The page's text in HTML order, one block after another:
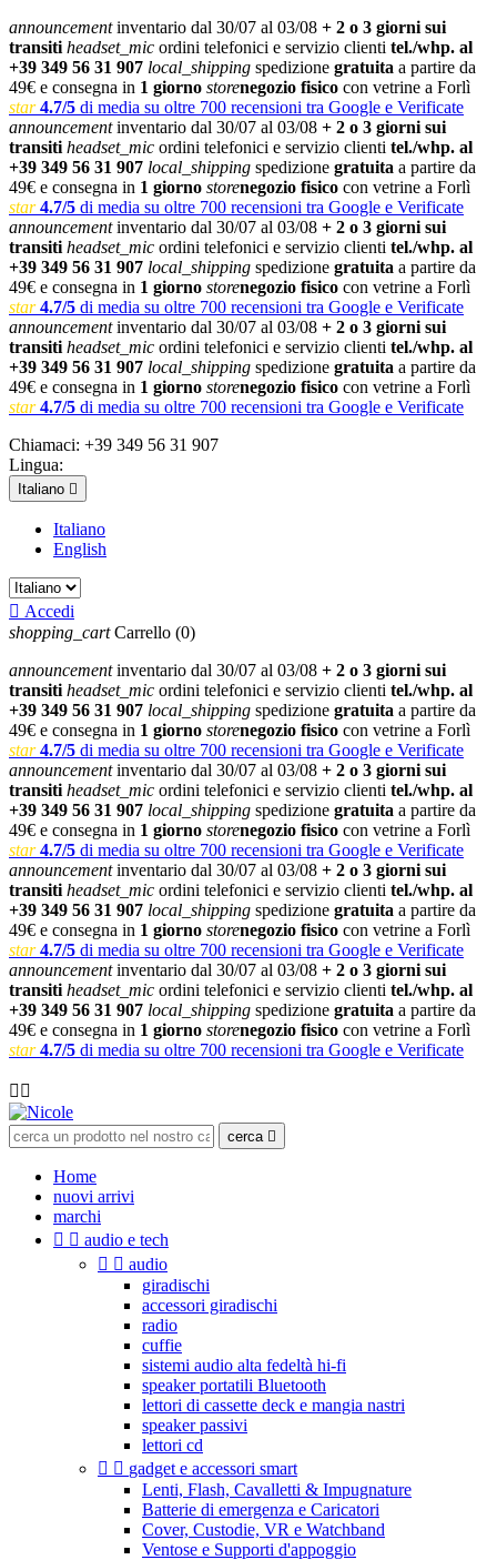
announcementinventario dal 30/07 al 03/08 + 2 o 3 giorni sui
transiti headset_mic ordini telefonici e servizio clienti tel./whp. al
+39 349 56 31 907 local_shipping spedizione gratuita a partire da
49€ e consegna in 1 giorno storenegozio fisico con vetrine a Forlì
star 4.7/5 di media su oltre 700 recensioni tra Google e Verificate
announcementinventario dal 30/07 al 03/08 + 2 o 3 giorni sui
transiti headset_mic ordini telefonici e servizio clienti tel./whp. al
+39 349 56 31 907 local_shipping spedizione gratuita a partire da
49€ e consegna in 1 giorno storenegozio fisico con vetrine a Forlì
star 4.7/5 di media su oltre 700 recensioni tra Google e Verificate
announcementinventario dal 30/07 al 03/08 + 2 o 3 giorni sui
transiti headset_mic ordini telefonici e servizio clienti tel./whp. al
+39 349 56 31 907 local_shipping spedizione gratuita a partire da
49€ e consegna in 1 giorno storenegozio fisico con vetrine a Forlì
star 4.7/5 di media su oltre 700 recensioni tra Google e Verificate
announcementinventario dal 30/07 al 03/08 + 2 o 3 giorni sui
transiti headset_mic ordini telefonici e servizio clienti tel./whp. al
+39 349 56 31 907 local_shipping spedizione gratuita a partire da
49€ e consegna in 1 giorno storenegozio fisico con vetrine a Forlì
star 4.7/5 di media su oltre 700 recensioni tra Google e Verificate
Chiamaci: +39 349 56 31 907
Lingua:
Italiano 
Italiano
English
 Accedi
shopping_cart Carrello (0)
announcementinventario dal 30/07 al 03/08 + 2 o 3 giorni sui
transiti headset_mic ordini telefonici e servizio clienti tel./whp. al
+39 349 56 31 907 local_shipping spedizione gratuita a partire da
49€ e consegna in 1 giorno storenegozio fisico con vetrine a Forlì
star 4.7/5 di media su oltre 700 recensioni tra Google e Verificate
announcementinventario dal 30/07 al 03/08 + 2 o 3 giorni sui
transiti headset_mic ordini telefonici e servizio clienti tel./whp. al
+39 349 56 31 907 local_shipping spedizione gratuita a partire da
49€ e consegna in 1 giorno storenegozio fisico con vetrine a Forlì
star 4.7/5 di media su oltre 700 recensioni tra Google e Verificate
announcementinventario dal 30/07 al 03/08 + 2 o 3 giorni sui
transiti headset_mic ordini telefonici e servizio clienti tel./whp. al
+39 349 56 31 907 local_shipping spedizione gratuita a partire da
49€ e consegna in 1 giorno storenegozio fisico con vetrine a Forlì
star 4.7/5 di media su oltre 700 recensioni tra Google e Verificate
announcementinventario dal 30/07 al 03/08 + 2 o 3 giorni sui
transiti headset_mic ordini telefonici e servizio clienti tel./whp. al
+39 349 56 31 907 local_shipping spedizione gratuita a partire da
49€ e consegna in 1 giorno storenegozio fisico con vetrine a Forlì
star 4.7/5 di media su oltre 700 recensioni tra Google e Verificate

cerca 
Home
nuovi arrivi
marchi
  audio e tech
  audio
giradischi
accessori giradischi
radio
cuffie
sistemi audio alta fedeltà hi-fi
speaker portatili Bluetooth
lettori di cassette deck e mangia nastri
speaker passivi
lettori cd
  gadget e accessori smart
Lenti, Flash, Cavalletti & Impugnature
Batterie di emergenza e Caricatori
Cover, Custodie, VR e Watchband
Ventose e Supporti d'appoggio